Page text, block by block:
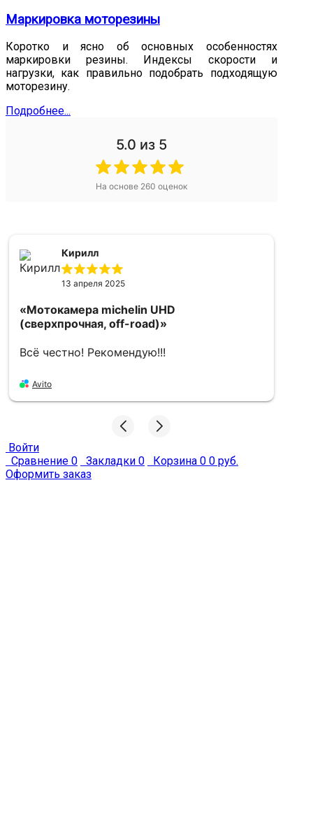
Маркировка моторезины
Коротко и ясно об основных особенностях
маркировки резины. Индексы скорости и
нагрузки, как правильно подобрать подходящую
моторезину.
Подробнее...
5.0 из 5
На основе 260 оценок
Кирилл
13 апреля 2025
«Мотокамера michelin UHD
(сверхпрочная, off-road)»
Всё честно! Рекомендую!!!
Avito
Войти
Сравнение 0 Закладки 0 Корзина 0 0 руб.
Оформить заказ